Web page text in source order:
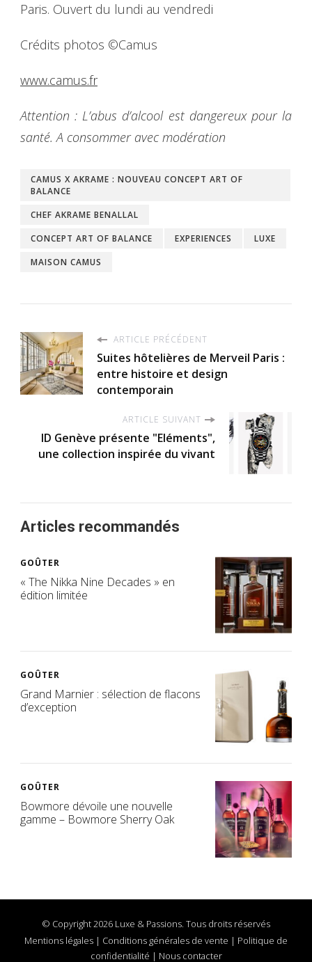
Paris. Ouvert du lundi au vendredi
Crédits photos ©Camus
www.camus.fr
Attention : L’abus d’alcool est dangereux pour la
santé. A consommer avec modération
CAMUS X AKRAME : NOUVEAU CONCEPT ART OF
BALANCE
CHEF AKRAME BENALLAL
CONCEPT ART OF BALANCE
EXPERIENCES
LUXE
MAISON CAMUS
ARTICLE PRÉCÉDENT
Suites hôtelières de Merveil Paris :
entre histoire et design
contemporain
ARTICLE SUIVANT
ID Genève présente "Eléments",
une collection inspirée du vivant
Articles recommandés
GOÛTER
« The Nikka Nine Decades » en
édition limitée
GOÛTER
Grand Marnier : sélection de flacons
d’exception
GOÛTER
Bowmore dévoile une nouvelle
gamme – Bowmore Sherry Oak
© Copyright 2026 Luxe & Passions. Tous droits réservés
Mentions légales | Conditions générales de vente | Politique de
confidentialité | Nous contacter